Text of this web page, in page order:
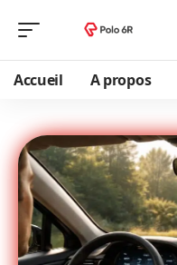
Accueil A propos